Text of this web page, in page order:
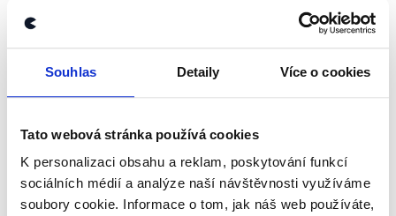
Souhlas Detaily Více o cookies
Tato webová stránka používá cookies
K personalizaci obsahu a reklam, poskytování funkcí
sociálních médií a analýze naší návštěvnosti využíváme
soubory cookie. Informace o tom, jak náš web používáte,
newsletteru nebo
whatsappového
kanálu, kde pravidelně přinášíme
shrnutí nejzajímavějších článků a analýz.
Začněte nás odebírat, a mějte tak
přehled o tom, jaké dezinformace a
nepravdy se zrovna v Česku šíří.
Newsletter WhatsApp